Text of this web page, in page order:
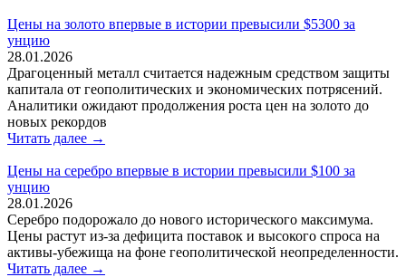
Цены на золото впервые в истории превысили $5300 за
унцию
28.01.2026
Драгоценный металл считается надежным средством защиты
капитала от геополитических и экономических потрясений.
Аналитики ожидают продолжения роста цен на золото до
новых рекордов
Читать далее →
Цены на серебро впервые в истории превысили $100 за
унцию
28.01.2026
Серебро подорожало до нового исторического максимума.
Цены растут из-за дефицита поставок и высокого спроса на
активы-убежища на фоне геополитической неопределенности.
Читать далее →